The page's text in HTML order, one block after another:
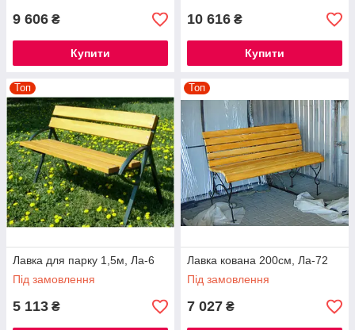
9 606 ₴
Купити
10 616 ₴
Купити
Топ
Лавка для парку 1,5м, Ла-6
Під замовлення
5 113 ₴
Топ
Лавка кована 200см, Ла-72
Під замовлення
7 027 ₴